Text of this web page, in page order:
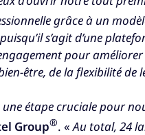
grâce à un
s’agit d’une
pour améliorer
être, de la flexibilité
une étape cruciale pour
Group®. «Au total, 24